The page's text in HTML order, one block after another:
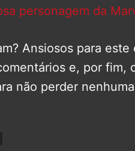
personagem da
Ansiosos para
e, por fim,
não perder